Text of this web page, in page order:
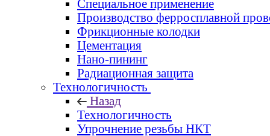
Специальное применение
Производство ферросплавной
Фрикционные колодки
Цементация
Нано-пининг
Радиационная защита
Технологичность
Назад
Технологичность
Упрочнение резьбы НКТ